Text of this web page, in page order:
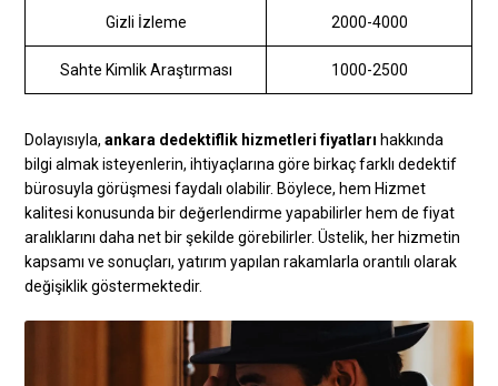
Gizli İzleme 2000-4000
Sahte Kimlik Araştırması 1000-2500
Dolayısıyla,ankara dedektiflik hizmetleri fiyatları hakkında
bilgi almak isteyenlerin, ihtiyaçlarına göre birkaç farklı dedektif
bürosuyla görüşmesi faydalı olabilir. Böylece, hem Hizmet
kalitesi konusunda bir değerlendirme yapabilirler hem de fiyat
aralıklarını daha net bir şekilde görebilirler. Üstelik, her hizmetin
kapsamı ve sonuçları, yatırım yapılan rakamlarla orantılı olarak
değişiklik göstermektedir.